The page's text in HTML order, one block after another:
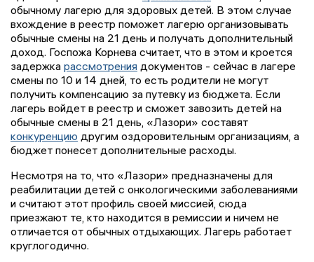
обычному лагерю для здоровых детей. В этом случае
вхождение в реестр поможет лагерю организовывать
обычные смены на 21 день и получать дополнительный
доход. Госпожа Корнева считает, что в этом и кроется
задержка рассмотрения документов - сейчас в лагере
смены по 10 и 14 дней, то есть родители не могут
получить компенсацию за путевку из бюджета. Если
лагерь войдет в реестр и сможет завозить детей на
обычные смены в 21 день, «Лазори» составят
конкуренцию другим оздоровительным организациям, а
бюджет понесет дополнительные расходы.
Несмотря на то, что «Лазори» предназначены для
реабилитации детей с онкологическими заболеваниями
и считают этот профиль своей миссией, сюда
приезжают те, кто находится в ремиссии и ничем не
отличается от обычных отдыхающих. Лагерь работает
круглогодично.